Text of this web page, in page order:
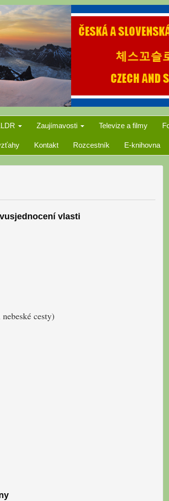
Zaujímavosti Televize a filmy
Kontakt Rozcestník E-knihovna
vlasti
cesty)